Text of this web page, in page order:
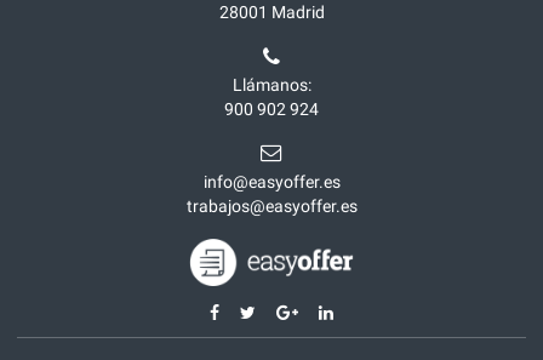
28001 Madrid
Llámanos:
900 902 924
info@easyoffer.es
trabajos@easyoffer.es